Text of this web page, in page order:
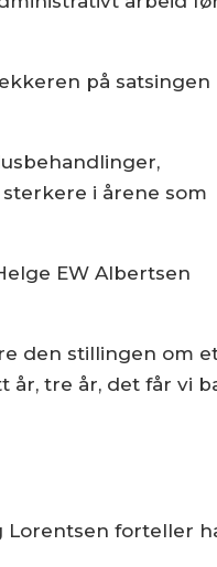
på satsingen
i årene som
EW Albertsen
den stillingen om
år, tre år, det får vi
Lorentsen forteller